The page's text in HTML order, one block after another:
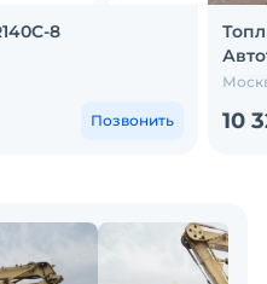
8
Позвонить 10